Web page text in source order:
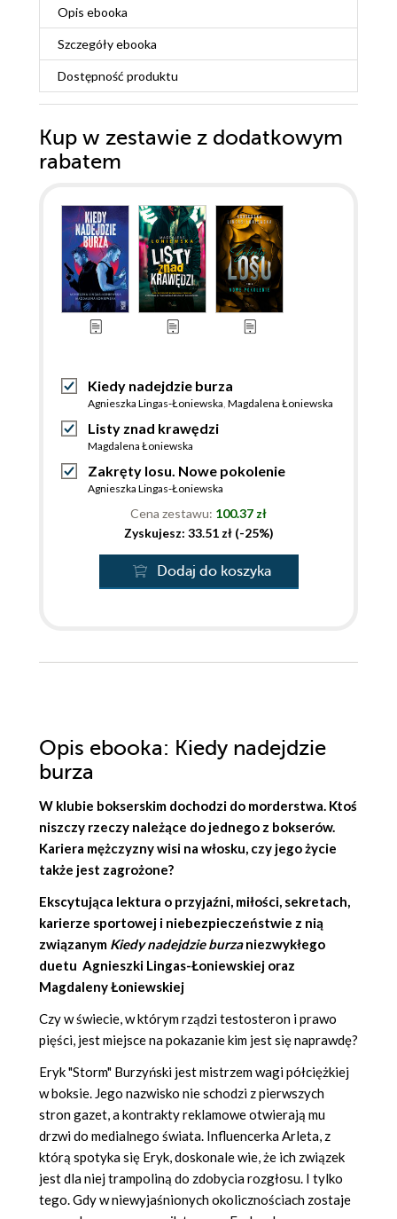
Opis ebooka
Szczegółyebooka
Dostępność produktu
Kup w zestawie z dodatkowym
rabatem
Kiedy nadejdzie burza
Agnieszka Lingas-Łoniewska Magdalena Łoniewska
Listy znad krawędzi
Magdalena Łoniewska
Zakręty losu. Nowe pokolenie
Agnieszka Lingas-Łoniewska
Cena zestawu: 100.37 zł
Zyskujesz: 33.51 zł (-25%)
Dodaj do koszyka
Opis ebooka: Kiedy nadejdzie
burza
W klubie bokserskim dochodzi do morderstwa. Ktoś
niszczy rzeczy należące do jednego z bokserów.
Kariera mężczyzny wisi na włosku, czy jego życie
także jest zagrożone?
Ekscytująca lektura o przyjaźni, miłości, sekretach,
karierze sportowej i niebezpieczeństwie z nią
związanym Kiedy nadejdzie burzaniezwykłego
duetu Agnieszki Lingas-Łoniewskiej oraz
Magdaleny Łoniewskiej
Czy w świecie, w którym rządzi testosteron i prawo
pięści, jest miejsce na pokazanie kim jest się naprawdę?
Eryk "Storm" Burzyński jest mistrzem wagi półciężkiej
w boksie. Jego nazwisko nie schodzi z pierwszych
stron gazet, a kontrakty reklamowe otwierają mu
drzwi do medialnego świata. Influencerka Arleta, z
którą spotyka się Eryk, doskonale wie, że ich związek
jest dla niej trampoliną do zdobycia rozgłosu. I tylko
tego. Gdy w niewyjaśnionych okolicznościach zostaje